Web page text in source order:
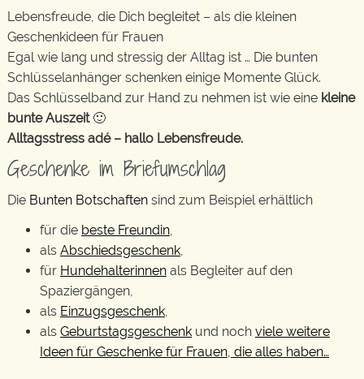
Lebensfreude, die Dich begleitet – als die kleinen
Geschenkideen für Frauen
Egal wie lang und stressig der Alltag ist … Die bunten
Schlüsselanhänger schenken einige Momente Glück.
Das Schlüsselband zur Hand zu nehmen ist wie eine kleine
bunte Auszeit🙂
Alltagsstress adé – hallo Lebensfreude.
Geschenke im Briefumschlag
Die Bunten Botschaften sind zum Beispiel erhältlich
für die beste Freundin,
als Abschiedsgeschenk,
für Hundehalterinnen als Begleiter auf den
Spaziergängen,
als Einzugsgeschenk,
als Geburtstagsgeschenk und noch viele weitere
Ideen für Geschenke für Frauen, die alles haben…